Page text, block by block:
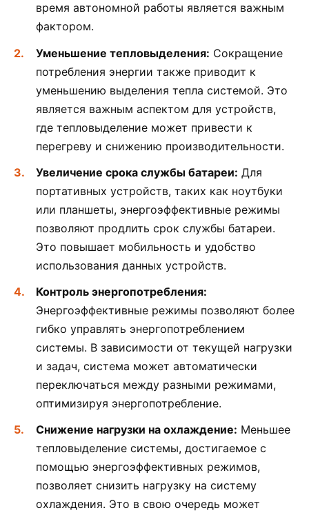
время автономной работы является важным
фактором.
Уменьшение тепловыделения: Сокращение
потребления энергии также приводит к
уменьшению выделения тепла системой. Это
является важным аспектом для устройств,
где тепловыделение может привести к
перегреву и снижению производительности.
Увеличение срока службы батареи: Для
портативных устройств, таких как ноутбуки
или планшеты, энергоэффективные режимы
позволяют продлить срок службы батареи.
Это повышает мобильность и удобство
использования данных устройств.
Контроль энергопотребления:
Энергоэффективные режимы позволяют более
гибко управлять энергопотреблением
системы. В зависимости от текущей нагрузки
и задач, система может автоматически
переключаться между разными режимами,
оптимизируя энергопотребление.
Снижение нагрузки на охлаждение: Меньшее
тепловыделение системы, достигаемое с
помощью энергоэффективных режимов,
позволяет снизить нагрузку на систему
охлаждения. Это в свою очередь может